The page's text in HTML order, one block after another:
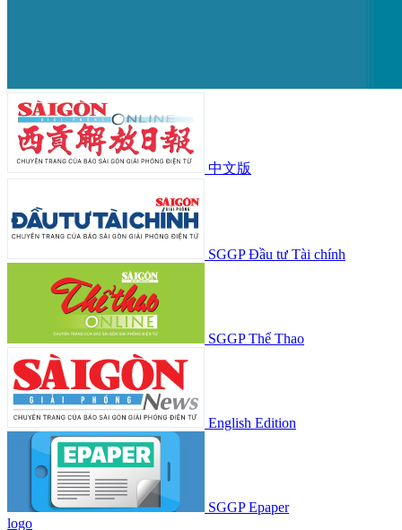
中文版
SGGP Đầu tư Tài chính
SGGP Thể Thao
English Edition
SGGP Epaper
logo